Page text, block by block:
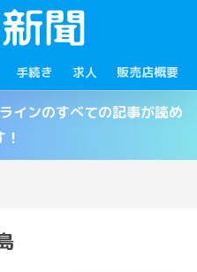
手続き 求人 販売店概要
インのすべての記事が読め